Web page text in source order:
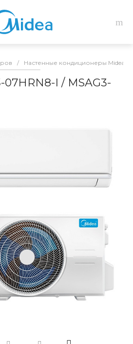
/ Настенные кондиционеры Midea
07HRN8-I / MSAG3-